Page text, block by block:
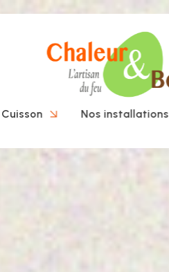
Cuisson Nos installations